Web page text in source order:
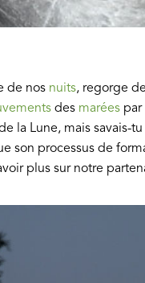
de nos nuits, regorge
des marées par
la Lune, mais savais-tu
son processus de
plus sur notre